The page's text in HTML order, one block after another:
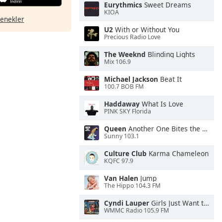
Eurythmics Sweet Dreams
KIOA
U2 With or Without You
Precious Radio Love
The Weeknd Blinding Lights
Mix 106.9
Michael Jackson Beat It
100.7 BOB FM
Haddaway What Is Love
PINK SKY Florida
Queen Another One Bites the Dust
Sunny 103.1
Culture Club Karma Chameleon
KQFC 97.9
Van Halen Jump
The Hippo 104.3 FM
Cyndi Lauper Girls Just Want to Have Fun
WMMC Radio 105.9 FM